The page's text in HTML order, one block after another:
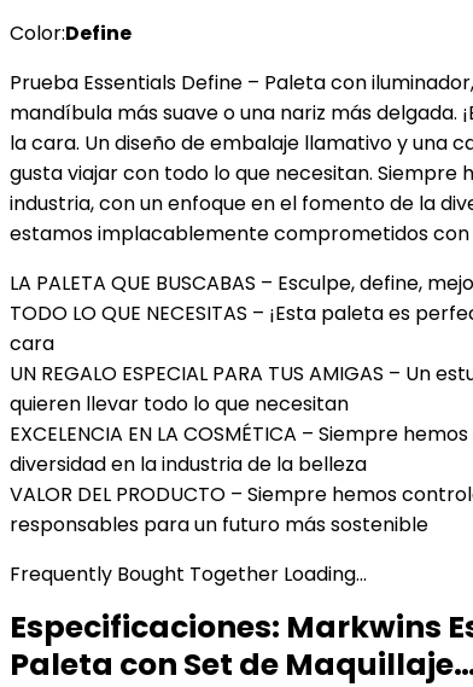
-
Paleta
con
Set
de
Maquillaje…
cantidad
Color:Define
Prueba Essentials Define – Paleta con
mandíbula más suave o una nariz más
la cara. Un diseño de embalaje llamativo y una
gusta viajar con todo lo que necesitan.
industria, con un enfoque en el fomento de la
estamos implacablemente comprometidos con
LA PALETA QUE BUSCABAS – Esculpe, define,
TODO LO QUE NECESITAS – ¡Esta paleta es
cara
UN REGALO ESPECIAL PARA TUS AMIGAS –
quieren llevar todo lo que necesitan
EXCELENCIA EN LA COSMÉTICA – Siempre
diversidad en la industria de la belleza
VALOR DEL PRODUCTO – Siempre hemos
responsables para un futuro más sostenible
Frequently Bought Together Loading...
Especificaciones: Markwins
Paleta con Set de